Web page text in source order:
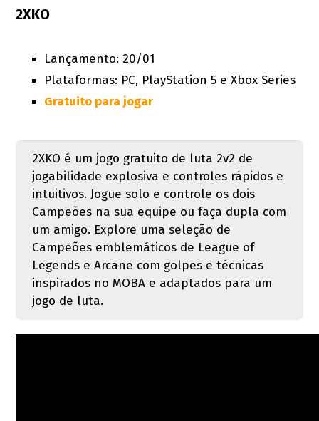
2XKO
Lançamento: 20/01
Plataformas: PC, PlayStation 5 e Xbox Series
Gratuito para jogar
2XKO é um jogo gratuito de luta 2v2 de
jogabilidade explosiva e controles rápidos e
intuitivos. Jogue solo e controle os dois
Campeões na sua equipe ou faça dupla com
um amigo. Explore uma seleção de
Campeões emblemáticos de League of
Legends e Arcane com golpes e técnicas
inspirados no MOBA e adaptados para um
jogo de luta.